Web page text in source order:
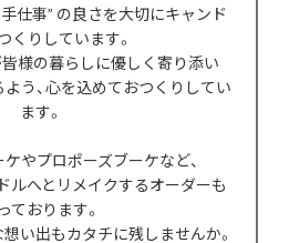
仕事” の良さを大切にキャンド
くりしています。
様の暮らしに優しく寄り添い
う、心を込めておつくりしてい
ます。
やプロポーズブーケなど、
ルへとリメイクするオーダーも
ております。
い出もカタチに残しませんか。